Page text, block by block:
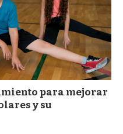
para mejorar
y su